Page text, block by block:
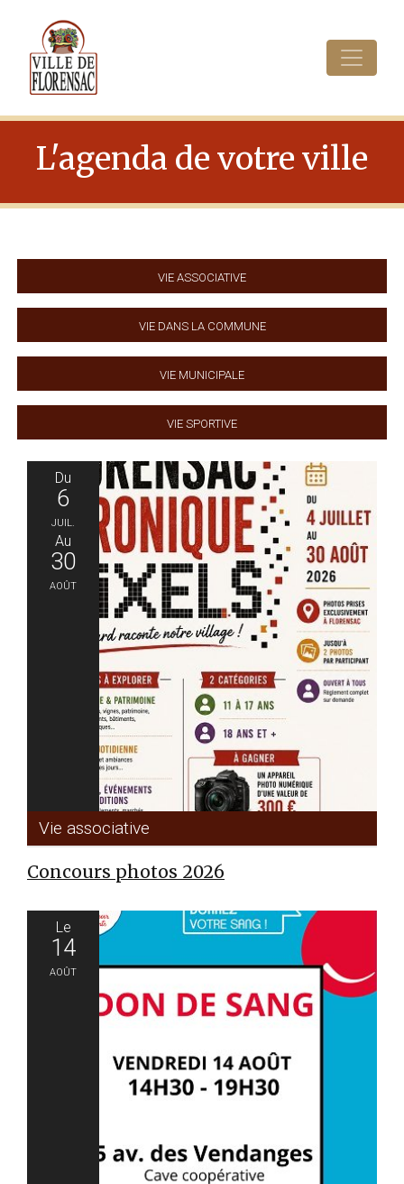
L'agenda de votre ville
Vie associative
Vie dans la commune
Vie municipale
Vie sportive
Du
6
Juil.
Au
30
Août
Vie associative
Concours photos 2026
Le
14
Août